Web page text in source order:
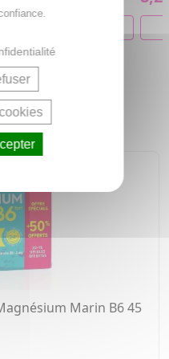
COEUR
Marin B6 45